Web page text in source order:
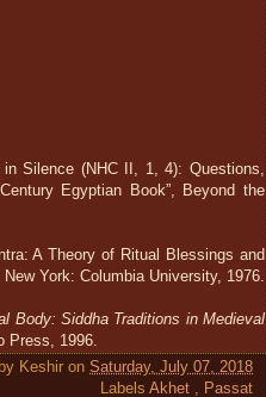
in Silence (NHC II, 1, 4): Questions,
Egyptian Book”, Beyond the
A Theory of Ritual Blessings and
York: Columbia University, 1976.
Body: Siddha Traditions in Medieval
Press, 1996.
by Keshir on Saturday, July 07, 2018
Labels Akhet , Passat